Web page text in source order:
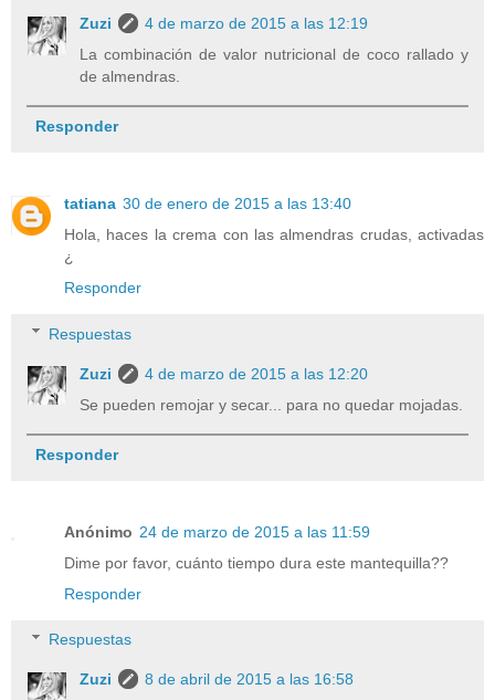
Zuzi
4 de marzo de 2015 a las 12:19
La combinación de valor nutricional de coco rallado y
de almendras.
Responder
tatiana 30 de enero de 2015 a las 13:40
Hola, haces la crema con las almendras crudas, activadas
¿
Responder
Respuestas
Zuzi
4 de marzo de 2015 a las 12:20
Se pueden remojar y secar... para no quedar mojadas.
Responder
Anónimo 24 de marzo de 2015 a las 11:59
Dime por favor, cuánto tiempo dura este mantequilla??
Responder
Respuestas
Zuzi
8 de abril de 2015 a las 16:58